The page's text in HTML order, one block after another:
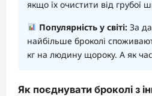
якщо їх очистити від грубої
Популярність у світі:За
найбільше броколі
кг на людину щороку. А як
Як поєднувати броколі з